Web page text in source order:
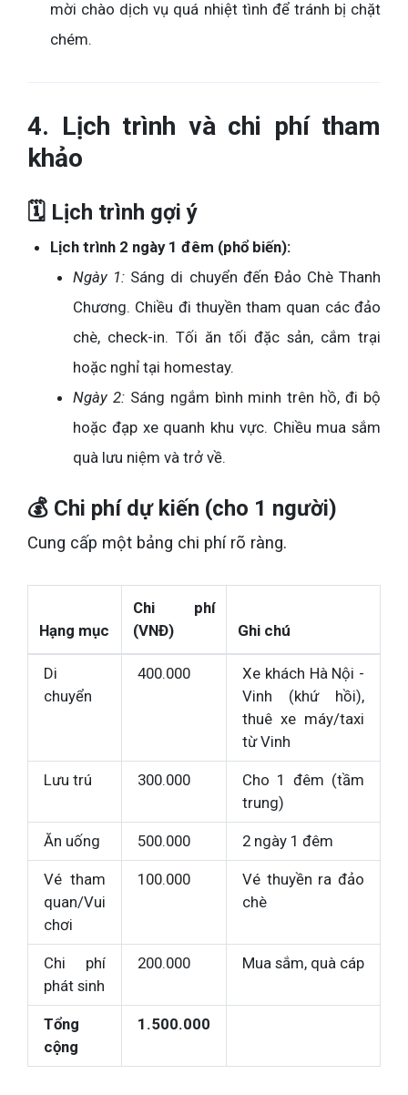
mời chào dịch vụ quá nhiệt tình để tránh bị chặt
chém.
4. Lịch trình và chi phí tham
khảo
🗓️ Lịch trình gợi ý
Lịch trình 2 ngày 1 đêm (phổ biến):
Ngày 1: Sáng di chuyển đến Đảo Chè Thanh
Chương. Chiều đi thuyền tham quan các đảo
chè, check-in. Tối ăn tối đặc sản, cắm trại
hoặc nghỉ tại homestay.
Ngày 2:Sáng ngắm bình minh trên hồ, đi bộ
hoặc đạp xe quanh khu vực. Chiều mua sắm
quà lưu niệm và trở về.
💰 Chi phí dự kiến (cho 1 người)
Cung cấp một bảng chi phí rõ ràng.
Hạng mục
Chi phí
(VNĐ)
Ghi chú
Di
chuyển
400.000
Xe khách Hà Nội -
Vinh (khứ hồi),
thuê xe máy/taxi
từ Vinh
Lưu trú 300.000
Cho 1 đêm (tầm
trung)
Ăn uống 500.000 2 ngày 1 đêm
Vé tham
quan/Vui
chơi
100.000
Vé thuyền ra đảo
chè
Chi phí
phát sinh
200.000 Mua sắm, quà cáp
Tổng
cộng
1.500.000